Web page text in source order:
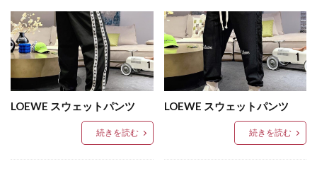
LOEWE スウェットパンツ
続きを読む
LOEWE スウェットパンツ
続きを読む